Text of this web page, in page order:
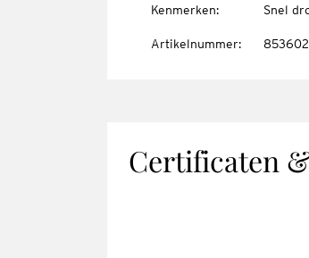
Kenmerken: Snel
Artikelnummer:
Certificaten